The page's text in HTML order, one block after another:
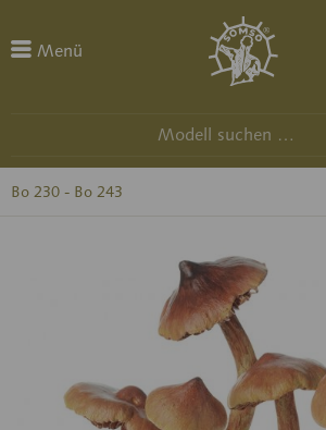
Menü
Bo 230 - Bo 243